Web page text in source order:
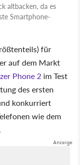
altbacken, da es
Smartphone-
für
auf dem Markt
Phone 2 im Test
des ersten
konkurriert
wie dem